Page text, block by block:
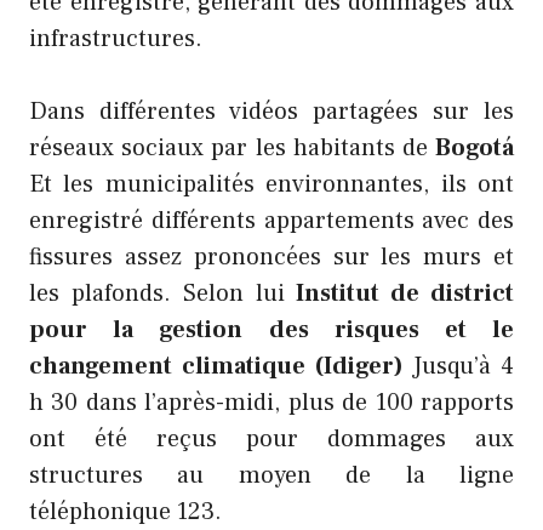
infrastructures.
Dans différentes vidéos partagées sur les
réseaux sociaux par les habitants de Bogotá
Et les municipalités environnantes, ils ont
enregistré différents appartements avec des
fissures assez prononcées sur les murs et
les plafonds. Selon luiInstitut de district
pour la gestion des risques et le
changement climatique (Idiger) Jusqu’à 4
h 30 dans l’après-midi, plus de 100 rapports
ont été reçus pour dommages aux
structures au moyen de la ligne
téléphonique 123.